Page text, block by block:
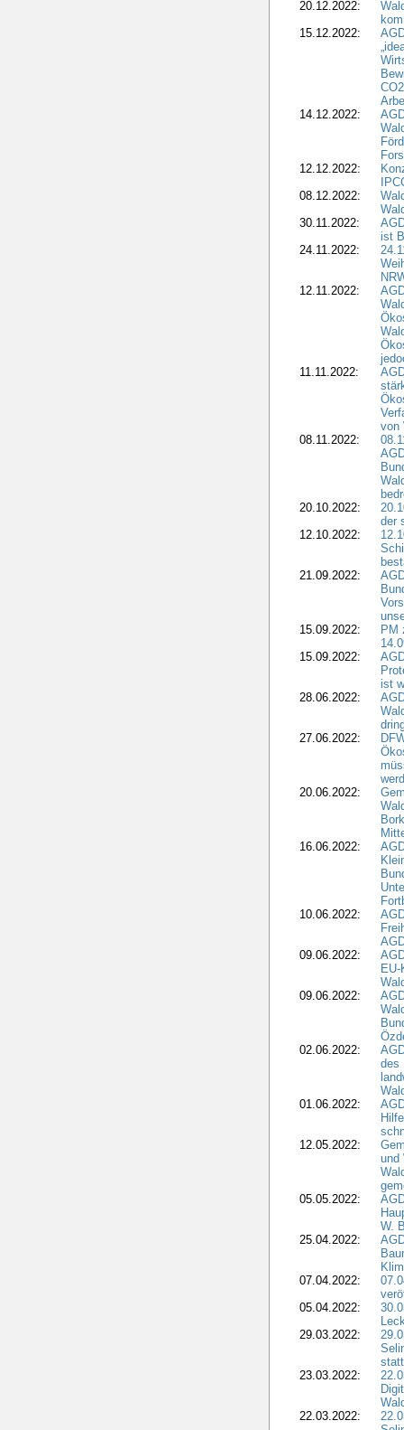
20.12.2022:
15.12.2022:
14.12.2022:
12.12.2022:
08.12.2022:
30.11.2022:
ist
24.11.2022:
12.11.2022:
11.11.2022:
von
08.11.2022:
20.10.2022:
der
12.10.2022:
21.09.2022:
15.09.2022:
PM
15.09.2022:
ist
28.06.2022:
27.06.2022:
20.06.2022:
16.06.2022:
10.06.2022:
09.06.2022:
09.06.2022:
02.06.2022:
des
01.06.2022:
12.05.2022:
und
05.05.2022:
W.
25.04.2022:
07.04.2022:
05.04.2022:
29.03.2022:
23.03.2022:
22.03.2022: